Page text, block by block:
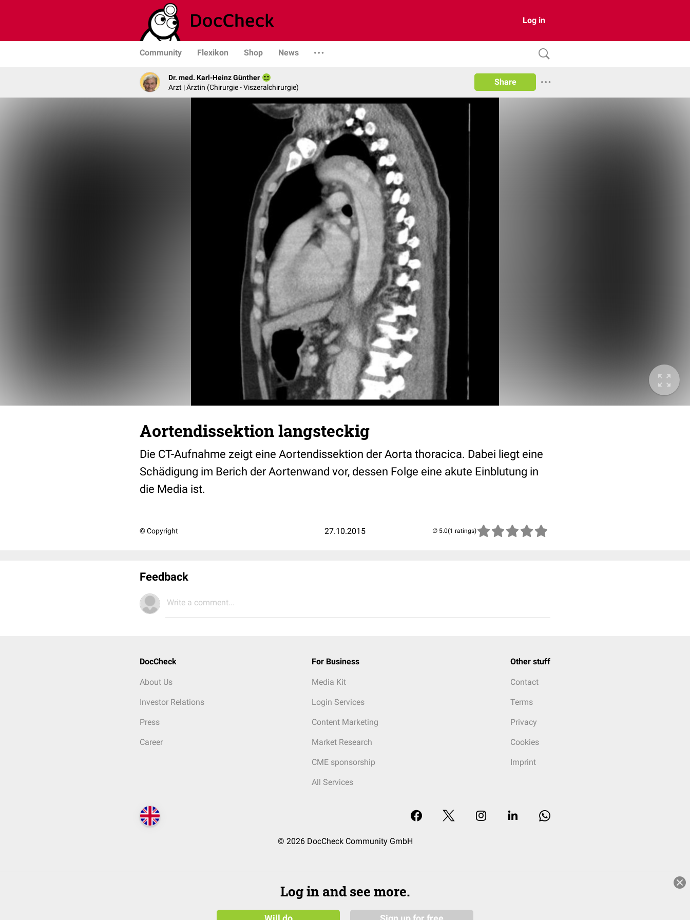
Log in
Community Flexikon Shop News
Dr. med. Karl-Heinz Günther
Arzt | Ärztin (Chirurgie - Viszeralchirurgie)
Share
Aortendissektion langsteckig
Die CT-Aufnahme zeigt eine Aortendissektion der Aorta thoracica. Dabei liegt eine
Schädigung im Berich der Aortenwand vor, dessen Folge eine akute Einblutung in
die Media ist.
© Copyright 27.10.2015 (1 ratings)
Feedback
Write a comment...
DocCheck
About Us
Investor Relations
Press
Career
For Business
Media Kit
Login Services
Content Marketing
Market Research
CME sponsorship
All Services
Other stuff
Contact
Terms
Privacy
Cookies
Imprint
© 2026 DocCheck Community GmbH
Log in and see more.